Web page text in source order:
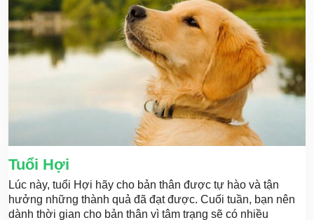
Tuổi Hợi
Lúc này, tuổi Hợi hãy cho bản thân được tự hào và tận
hưởng những thành quả đã đạt được. Cuối tuần, bạn nên
dành thời gian cho bản thân vì tâm trạng sẽ có nhiều